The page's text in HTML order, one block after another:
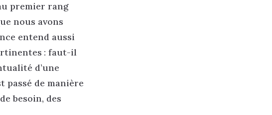
premier rang
nous avons
entend aussi
: faut-il
d’une
passé de manière
besoin, des